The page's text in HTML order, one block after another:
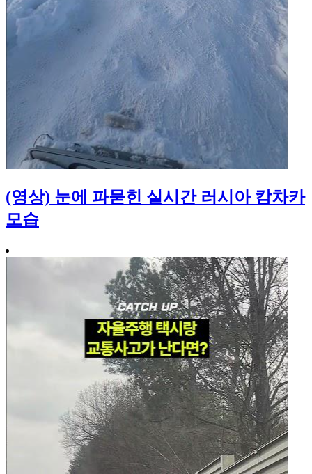
(영상) 눈에 파묻힌 실시간 러시아 캄차카
모습